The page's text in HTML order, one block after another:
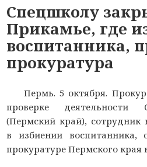
Спецшколу
Прикамье, где
воспитанника,
прокуратура
Пермь. 5 октября.
проверке деятельности
(Пермский край), сотрудник
в избиении воспитанника,
прокуратуре Пермского края